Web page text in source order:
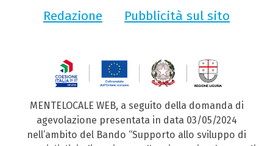
Redazione
Pubblicità sul sito
MENTELOCALE WEB, a seguito della domanda di
agevolazione presentata in data 03/05/2024
nell’ambito del Bando “Supporto allo sviluppo di